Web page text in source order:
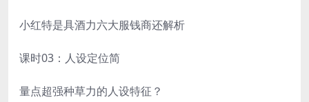
小红特是具酒力六大服钱商还解析
课时03：人设定位简
量点超强种草力的人设特征？